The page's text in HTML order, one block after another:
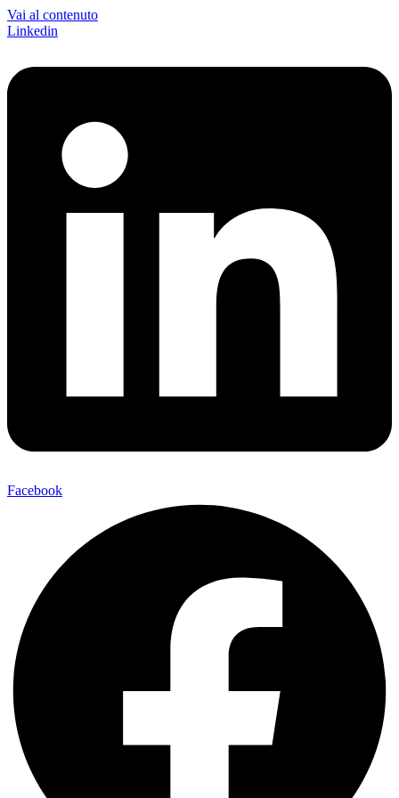
Vai al contenuto
Linkedin
Facebook